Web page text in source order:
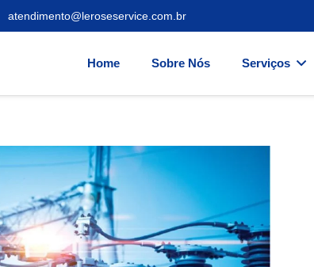
atendimento@leroseservice.com.br
Home Sobre Nós Serviços